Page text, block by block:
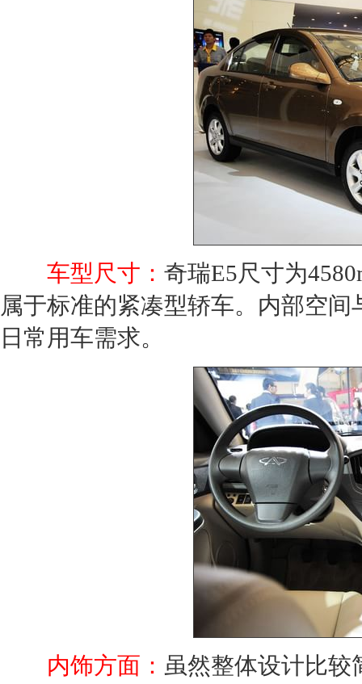
车型尺寸： 奇瑞E5尺寸为
属于标准的紧凑型轿车。内部空
日常用车需求。
内饰方面： 虽然整体设计比